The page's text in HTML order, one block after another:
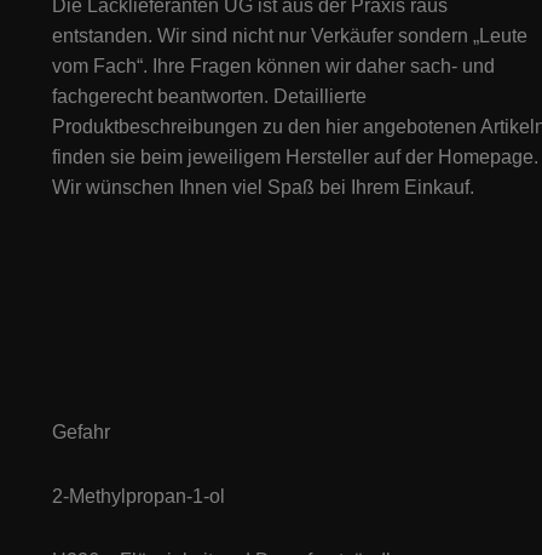
Die Lacklieferanten UG ist aus der Praxis raus
entstanden. Wir sind nicht nur Verkäufer sondern „Leute
vom Fach“. Ihre Fragen können wir daher sach- und
fachgerecht beantworten. Detaillierte
Produktbeschreibungen zu den hier angebotenen
finden sie beim jeweiligem Hersteller auf der Homepage.
Wir wünschen Ihnen viel Spaß bei Ihrem Einkauf.
Gefahr
2-Methylpropan-1-ol